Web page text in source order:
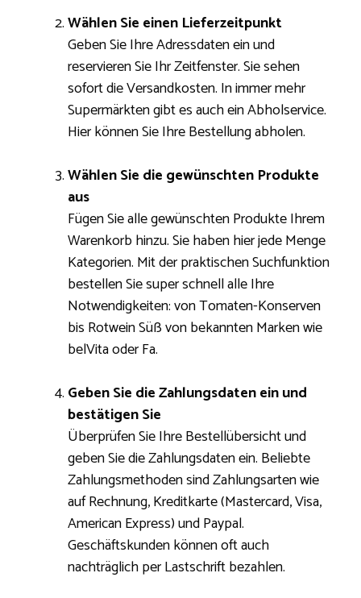
Wählen Sie einen Lieferzeitpunkt
Geben Sie Ihre Adressdaten ein und
reservieren Sie Ihr Zeitfenster. Sie sehen
sofort die Versandkosten. In immer mehr
Supermärkten gibt es auch ein Abholservice.
Hier können Sie Ihre Bestellung abholen.
Wählen Sie die gewünschten Produkte
aus
Fügen Sie alle gewünschten Produkte Ihrem
Warenkorb hinzu. Sie haben hier jede Menge
Kategorien. Mit der praktischen Suchfunktion
bestellen Sie super schnell alle Ihre
Notwendigkeiten: von Tomaten-Konserven
bis Rotwein Süß von bekannten Marken wie
belVita oder Fa.
Geben Sie die Zahlungsdaten ein und
bestätigen Sie
Überprüfen Sie Ihre Bestellübersicht und
geben Sie die Zahlungsdaten ein. Beliebte
Zahlungsmethoden sind Zahlungsarten wie
auf Rechnung, Kreditkarte (Mastercard, Visa,
American Express) und Paypal.
Geschäftskunden können oft auch
nachträglich per Lastschrift bezahlen.